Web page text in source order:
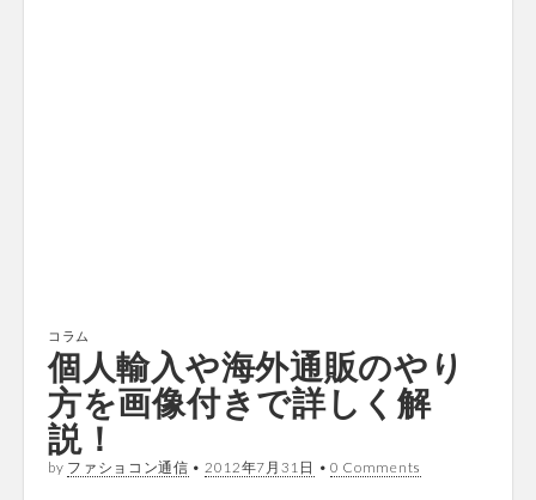
コラム
個人輸入や海外通販のやり
方を画像付きで詳しく解
説！
by ファショコン通信 • 2012年7月31日 • 0 Comments